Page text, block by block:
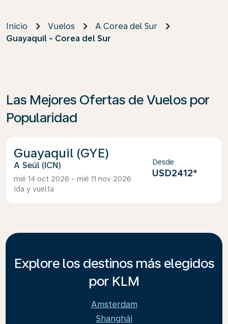
Inicio Vuelos
A Corea del Sur
Guayaquil - Corea del Sur
Las Mejores Ofertas de Vuelos por
Popularidad
Guayaquil (GYE)
Seúl (ICN)
mié 14 oct 2026 - mié 11 nov 2026
Ida y vuelta
Desde
USD2412*
Explore los destinos más elegidos
por KLM
Amsterdam
Shanghái